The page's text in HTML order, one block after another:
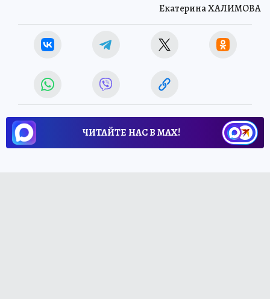
Екатерина ХАЛИМОВА
ЧИТАЙТЕ НАС В МАХ!